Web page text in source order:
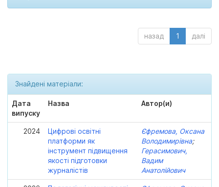
назад 1 далі
Знайдені матеріали:
Дата
випуску
Назва Автор(и)
2024
Цифрові освітні
платформи як
інструмент підвищення
якості підготовки
журналістів
Єфремова, Оксана
Володимирівна;
Герасимович,
Вадим
Анатолійович